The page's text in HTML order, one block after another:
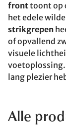
fronttoont op
het edele
strikgrepen
of opvallend
visuele
lang plezier
Alle